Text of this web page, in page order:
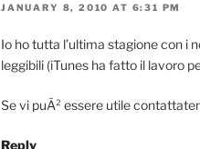
JANUARY 8, 2010 AT 6:31 PM
Io ho tutta l’ultima stagione con i
leggibili (iTunes ha fatto il lavoro
Se vi puÃ² essere utile
Reply